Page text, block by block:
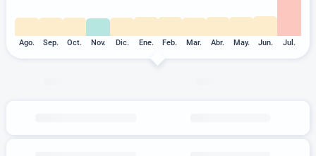
Ago. Sep. Oct. Nov. Dic. Ene. Feb. Mar. Abr. May. Jun. Jul.